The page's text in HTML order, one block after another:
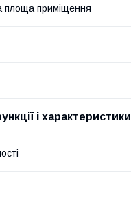
площа приміщення
і характеристики